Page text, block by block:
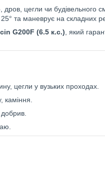
дров, цегли чи будівельного
та маневрує на складних
G200F (6.5 к.с.) , який
цегли у вузьких проходах.
каміння.